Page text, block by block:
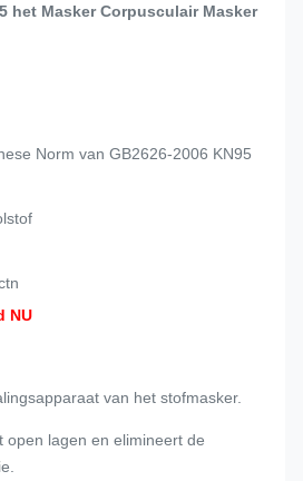
het Masker Corpusculair Masker
Norm van GB2626-2006 KN95
NU
van het stofmasker.
open lagen en elimineert de